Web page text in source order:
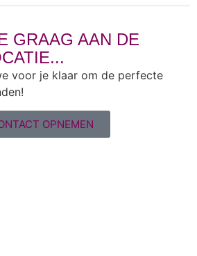
GRAAG AAN DE
voor je klaar om de perfecte
OPNEMEN